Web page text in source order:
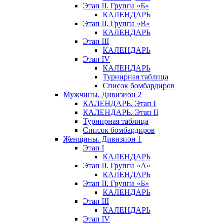
Этап II. Группа «Б»
КАЛЕНДАРЬ
Этап II. Группа «В»
КАЛЕНДАРЬ
Этап III
КАЛЕНДАРЬ
Этап IV
КАЛЕНДАРЬ
Турнирная таблица
Список бомбардиров
Мужчины. Дивизион 2
КАЛЕНДАРЬ. Этап I
КАЛЕНДАРЬ. Этап II
Турнирная таблица
Список бомбардиров
Женщины. Дивизион 1
Этап I
КАЛЕНДАРЬ
Этап II. Группа «А»
КАЛЕНДАРЬ
Этап II. Группа «Б»
КАЛЕНДАРЬ
Этап III
КАЛЕНДАРЬ
Этап IV